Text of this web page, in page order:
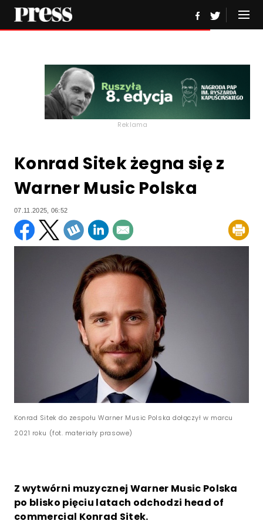
Reklama
Konrad Sitek żegna się z
Warner Music Polska
07.11.2025, 06:52
Konrad Sitek do zespołu Warner Music Polska dołączył w marcu
2021 roku (fot. materiały prasowe)
Z wytwórni muzycznej Warner Music Polska
po blisko pięciu latach odchodzi head of
commercial Konrad Sitek.